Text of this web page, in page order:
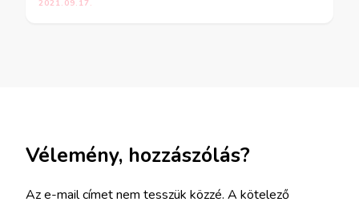
2021.09.17.
Vélemény, hozzászólás?
Az e-mail címet nem tesszük közzé. A kötelező